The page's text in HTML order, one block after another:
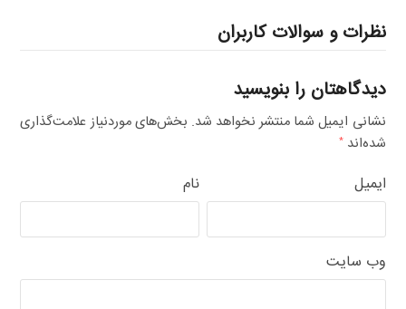
نظرات و سوالات کاربران
دیدگاهتان را بنویسید
نشانی ایمیل شما منتشر نخواهد شد. بخش‌های موردنیاز علامت‌گذاری
شده‌اند*
نام ایمیل
وب‌ سایت